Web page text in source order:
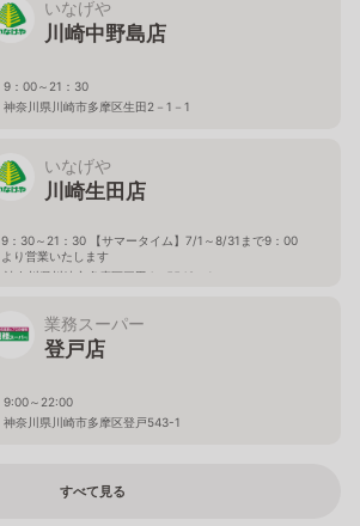
いなげや
川崎中野島店
9：00～21：30
神奈川県川崎市多摩区生田2－1－1
いなげや
川崎生田店
9：30～21：30 【サマータイム】7/1～8/31まで9：00
より営業いたします
神奈川県川崎市多摩区三田4－5548－1
業務スーパー
登戸店
9:00～22:00
神奈川県川崎市多摩区登戸543-1
すべて見る